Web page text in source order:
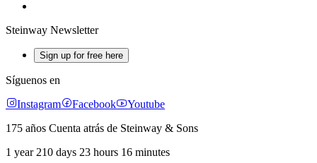
Steinway Newsletter
Sign up for free here
Síguenos en
Instagram
Facebook
Youtube
175 años Cuenta atrás de Steinway & Sons
1 year 210 days 23 hours 16 minutes